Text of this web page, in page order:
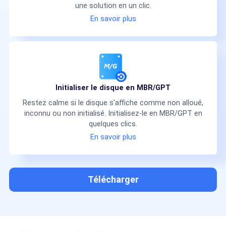
une solution en un clic.
En savoir plus
Initialiser le disque en MBR/GPT
Restez calme si le disque s'affiche comme non alloué,
inconnu ou non initialisé. Initialisez-le en MBR/GPT en
quelques clics.
En savoir plus
Télécharger